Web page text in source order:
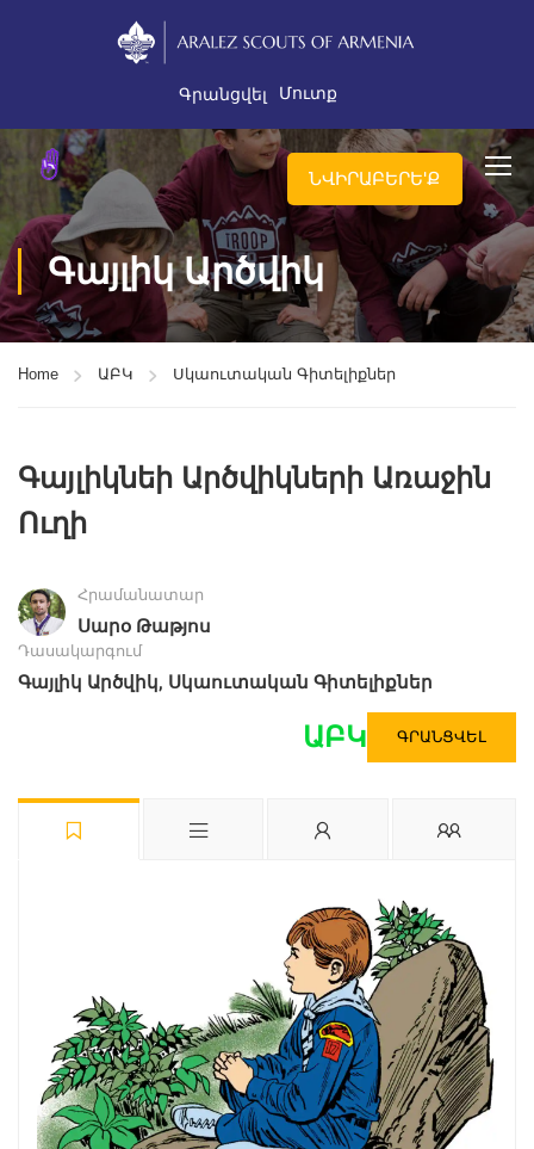
Գրանցվել Մուտք
ՆՎԻՐԱԲԵՐԵ'Ք
Գայլիկ Արծվիկ
Home ԱԲԿ Սկաուտական Գիտելիքներ
Գայլիկնեի Արծվիկների Առաջին
Ուղի
Հրամանատար
Սարօ Թաթյոս
Դասակարգում
Գայլիկ Արծվիկ, Սկաուտական Գիտելիքներ
ԱԲԿ ԳՐԱՆՑՎԵԼ